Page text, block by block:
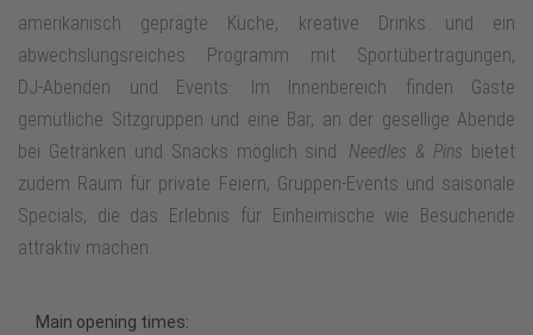
amerikanisch geprägte Küche, kreative Drinks und ein
abwechslungsreiches Programm mit Sportübertragungen,
DJ‑Abenden und Events. Im Innenbereich finden Gäste
gemütliche Sitzgruppen und eine Bar, an der gesellige Abende
bei Getränken und Snacks möglich sind. Needles & Pins bietet
zudem Raum für private Feiern, Gruppen‑Events und saisonale
Specials, die das Erlebnis für Einheimische wie Besuchende
attraktiv machen.
Main opening times: